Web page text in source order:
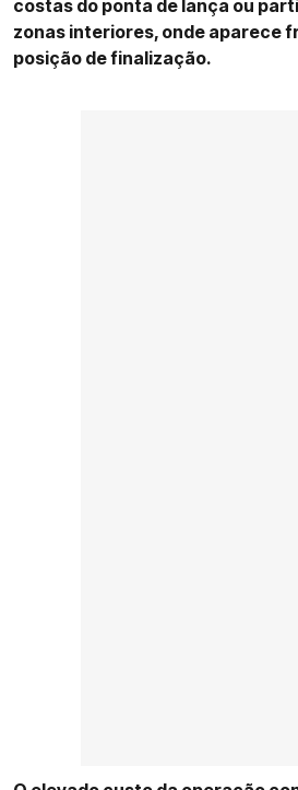
costas do ponta de lança ou
zonas interiores, onde aparece
posição de finalização.